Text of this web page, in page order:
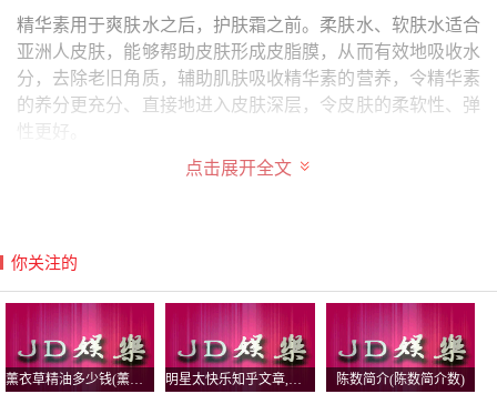
精华素用于爽肤水之后，护肤霜之前。柔肤水、软肤水适合
亚洲人皮肤，能够帮助皮肤形成皮脂膜，从而有效地吸收水
分，去除老旧角质，辅助肌肤吸收精华素的营养，令精华素
的养分更充分、直接地进入皮肤深层，令皮肤的柔软性、弹
性更好。
它是完全提取于芦荟并经过高渗透技术处理，所以它可很快
参考资料：百度百科-护肤
参考资料：百度百科-精华素
凝霜是什么时候用的
保湿凝露的质地是介于化妆水和乳液之间的，有时候能够代
点击展开全文
你关注的
陈数简介(陈数简介数)